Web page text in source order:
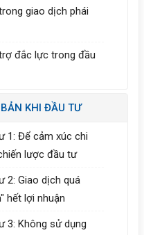
giao dịch phái
đắc lực trong đầu
KHI ĐẦU TƯ
1: Để cảm xúc chi
lược đầu tư
2: Giao dịch quá
hết lợi nhuận
3: Không sử dụng